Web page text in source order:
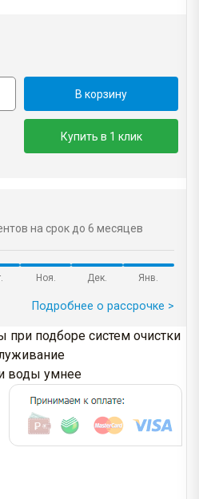
В корзину
Купить в 1 клик
на срок до 6 месяцев
Ноя. Дек. Янв.
Подробнее о рассрочке >
при подборе систем очистки
воды умнее